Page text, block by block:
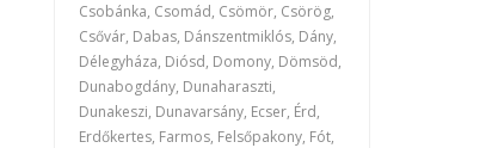
Csobánka, Csomád, Csömör, Csörög,
Csővár, Dabas, Dánszentmiklós, Dány,
Délegyháza, Diósd, Domony, Dömsöd,
Dunabogdány, Dunaharaszti,
Dunakeszi, Dunavarsány, Ecser, Érd,
Erdőkertes, Farmos, Felsőpakony, Fót,